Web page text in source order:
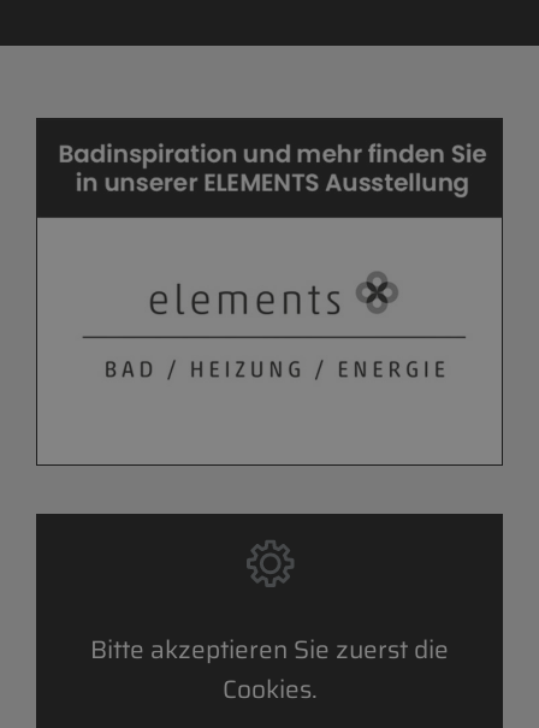
Bitte akzeptieren Sie zuerst die
Cookies.